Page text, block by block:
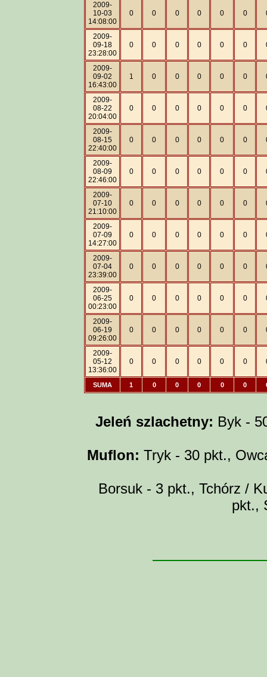
2009-
10-03
14:08:00
0 0 0 0 0 0
2009-
09-18
23:28:00
0 0 0 0 0 0
2009-
09-02
16:43:00
1 0 0 0 0 0
2009-
08-22
20:04:00
0 0 0 0 0 0
2009-
08-15
22:40:00
0 0 0 0 0 0
2009-
08-09
22:46:00
0 0 0 0 0 0
2009-
07-10
21:10:00
0 0 0 0 0 0
2009-
07-09
14:27:00
0 0 0 0 0 0
2009-
07-04
23:39:00
0 0 0 0 0 0
2009-
06-25
00:23:00
0 0 0 0 0 0
2009-
06-19
09:26:00
0 0 0 0 0 0
2009-
05-12
13:36:00
0 0 0 0 0 0
SUMA 1 0 0 0 0 0
Jeleń szlachetny: Byk -
Muflon: Tryk - 30 pkt.,
Borsuk - 3 pkt., Tchórz /
pkt.,